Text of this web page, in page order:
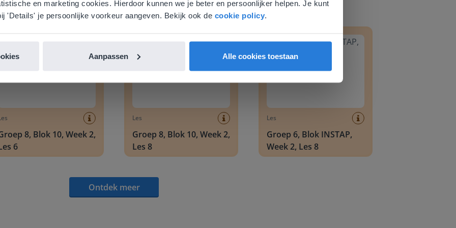
en marketing cookies. Hierdoor kunnen we je beter en persoonlijker helpen. Je kunt
'Details' je persoonlijke voorkeur aangeven. Bekijk ook de cookie policy.
Aanpassen Alle cookies toestaan
Ontdek meer!
8, Blok 10, Week 2, Les 6
8, Blok 10, Week 2,
6
Groep 8, Blok 10, Week 2, Les 8
Les
Groep 8, Blok 10, Week 2,
Les 8
Groep 6, Blok INSTAP, Week 2, Les 8
Les
Groep 6, Blok INSTAP,
Week 2, Les 8
Ontdek meer
Nederland